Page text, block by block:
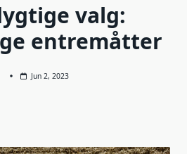
valg:
entremåtter
Jun 2, 2023